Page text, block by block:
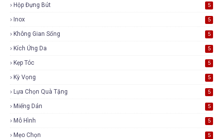
Hộp Đựng Bút 5
Inox 5
Không Gian Sống 5
Kích Ứng Da 5
Kẹp Tóc 5
Kỳ Vọng 5
Lựa Chọn Quà Tặng 5
Miếng Dán 5
Mô Hình 5
Mẹo Chọn 5